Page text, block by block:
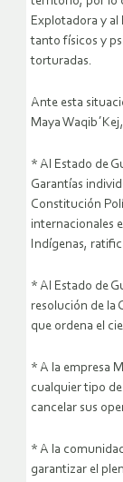
Explotadora y al
tanto físicos y
torturadas.
Ante esta
Maya
* Al Estado de
Garantías
Constitución
internacionales
Indígenas,
* Al Estado de
resolución de la
que ordena el
* A la empresa
cualquier tipo
cancelar sus
* A la
garantizar el